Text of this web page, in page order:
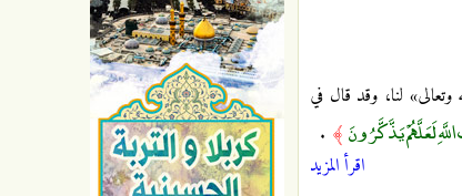
لنا، وقد قال في
لَعَلَّهُمْ يَذَّكَّرُونَ ﴾ .
اقرأ المزيد